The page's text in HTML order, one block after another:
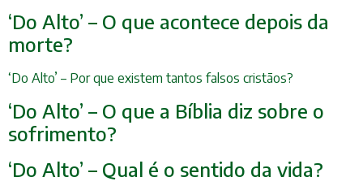
‘Do Alto’ – O que acontece depois da
morte?
‘Do Alto’ – Por que existem tantos falsos cristãos?
‘Do Alto’ – O que a Bíblia diz sobre o
sofrimento?
‘Do Alto’ – Qual é o sentido da vida?